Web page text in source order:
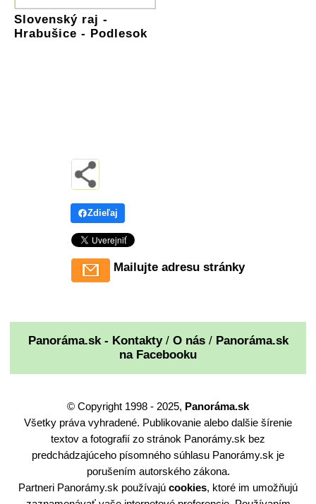
Slovenský raj -
Hrabušice - Podlesok
Zdieľaj
Mailujte adresu stránky
Panoráma.sk - Kontakty/ O nás/ Panoráma.sk
na Facebooku
© Copyright 1998 - 2025, Panoráma.sk
Všetky práva vyhradené. Publikovanie alebo dalšie šírenie
textov a fotografií zo stránok Panorámy.sk bez
predchádzajúceho písomného súhlasu Panorámy.sk je
porušením autorského zákona.
Partneri Panorámy.sk používajú cookies, ktoré im umožňujú